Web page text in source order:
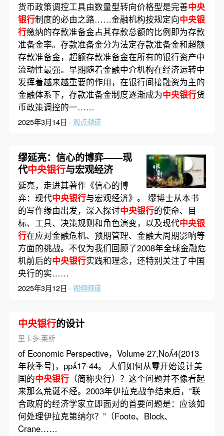
货币政策调控工具由数量型转向价格型是完善中央
银行制度的必由之路……金融机构按规定向中央银
行缴纳的存款准备金占其存款总额的比例即为存款
准备金率。存款准备金分为法定存款准备金和超额
存款准备金，超额存款准备金在所有的银行资产中
流动性最强。早期随着金融中介机构在经济运转中
发挥着越来越重要的作用，在银行间接融资为主的
金融体系下，存款准备金制度逐渐成为中央银行货
币政策调控的一……
2025年3月14日 · 观点频道
缪延亮：信心的博弈——现
代中央银行与宏观经济
延亮，走进其著作《信心的博
弈：现代中央银行与宏观经济》。 缪博士从本书
的写作缘由出发，深入探讨中央银行的使命、目
标、工具、决策规则和角色演变，以及现代中央银
行在应对金融危机、预期管理、金融大周期影响等
方面的挑战。不仅为我们回顾了2008年全球金融危
机前后的中央银行实践和理念，还特别关注了中国
央行的实……
2025年3月12日 · 视频频道
中央银行的设计
里卡多·莱斯
of Economic Perspective，Volume 27,No4(2013
年秋季号)，pp17-44。 人们如何从零开始设计美
国的中央银行（简称央行）？这个问题并不像看起
来那么荒诞不经。2003年伊拉克战争结束后，“联
合政府的经济学家立即面对的首要问题是：应该如
何处理伊拉克第纳尔？”（Foote、Block、
Crane……